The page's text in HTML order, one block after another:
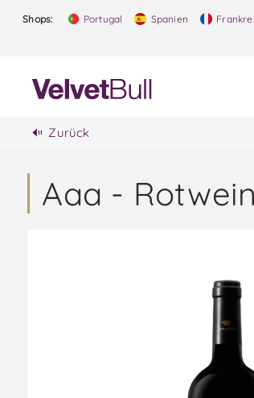
Shops: Portugal Spanien
Zurück
Aaa - Rotwein